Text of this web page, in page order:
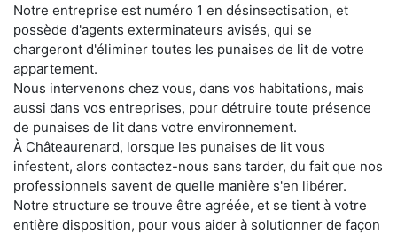
Notre entreprise est numéro 1 en désinsectisation, et
possède d'agents exterminateurs avisés, qui se
chargeront d'éliminer toutes les punaises de lit de votre
appartement.
Nous intervenons chez vous, dans vos habitations, mais
aussi dans vos entreprises, pour détruire toute présence
de punaises de lit dans votre environnement.
À Châteaurenard, lorsque les punaises de lit vous
infestent, alors contactez-nous sans tarder, du fait que nos
professionnels savent de quelle manière s'en libérer.
Notre structure se trouve être agréée, et se tient à votre
entière disposition, pour vous aider à solutionner de façon